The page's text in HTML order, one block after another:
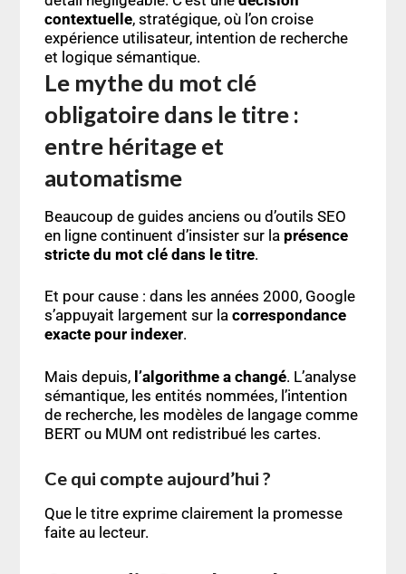
contextuelle, stratégique, où l’on croise
expérience utilisateur, intention de recherche
et logique sémantique.
Le mythe du mot clé
obligatoire dans le titre :
entre héritage et
automatisme
Beaucoup de guides anciens ou d’outils SEO
en ligne continuent d’insister sur la présence
stricte du mot clé dans le titre.
Et pour cause : dans les années 2000, Google
s’appuyait largement sur la correspondance
exacte pour indexer.
Mais depuis, l’algorithme a changé. L’analyse
sémantique, les entités nommées, l’intention
de recherche, les modèles de langage comme
BERT ou MUM ont redistribué les cartes.
Ce qui compte aujourd’hui ?
Que le titre exprime clairement la promesse
faite au lecteur.